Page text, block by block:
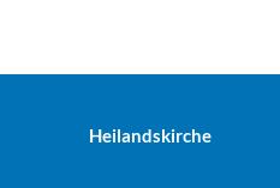
Heilandskirche